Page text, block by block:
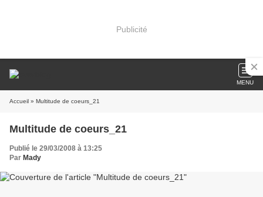
Publicité
MENU
Accueil » Multitude de coeurs_21
Multitude de coeurs_21
Publié le 29/03/2008 à 13:25
Par Mady